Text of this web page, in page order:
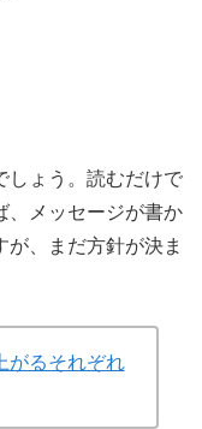
しょう。読むだけで
、メッセージが書か
、まだ方針が決ま
がるそれぞれ